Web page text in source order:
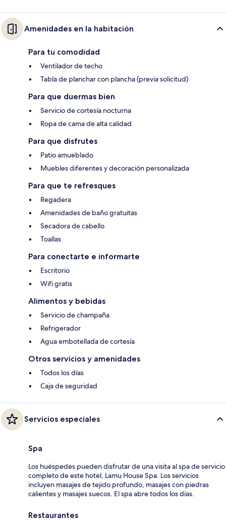
Amenidades en la habitación
Para tu comodidad
Ventilador de techo
Tabla de planchar con plancha (previa solicitud)
Para que duermas bien
Servicio de cortesía nocturna
Ropa de cama de alta calidad
Para que disfrutes
Patio amueblado
Muebles diferentes y decoración personalizada
Para que te refresques
Regadera
Amenidades de baño gratuitas
Secadora de cabello
Toallas
Para conectarte e informarte
Escritorio
Wifi gratis
Alimentos y bebidas
Servicio de champaña
Refrigerador
Agua embotellada de cortesía
Otros servicios y amenidades
Todos los días
Caja de seguridad
Servicios especiales
Spa
Los huéspedes pueden disfrutar de una visita al spa de servicio
completo de este hotel, Lamu House Spa. Los servicios
incluyen masajes de tejido profundo, masajes con piedras
calientes y masajes suecos. El spa abre todos los días.
Restaurantes